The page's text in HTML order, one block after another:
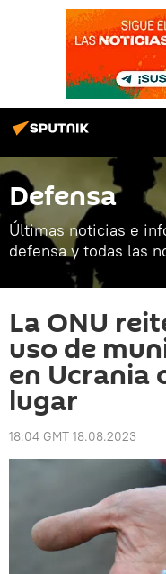
Defensa
Últimas noticias e
defensa y todas las
La ONU
uso de
en Ucrania
lugar
18:04 GMT 18.08.2023